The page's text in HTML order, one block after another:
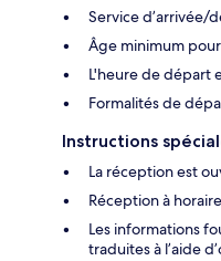
Service d’arrivée/
Âge minimum
L'heure de départ
Formalités de
Instructions
La réception est
Réception à
Les informations
traduites à l’aide